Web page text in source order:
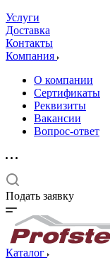
Услуги
Доставка
Контакты
Компания
О компании
Сертификаты
Реквизиты
Вакансии
Вопрос-ответ
Подать заявку
Каталог